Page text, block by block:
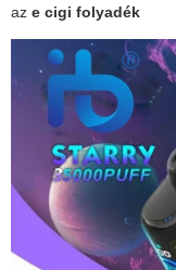
az e cigi folyadék